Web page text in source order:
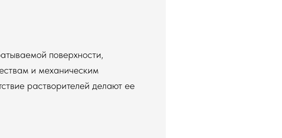
поверхности,
и механическим
растворителей делают ее